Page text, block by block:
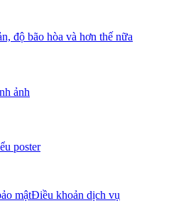
độ bão hòa và hơn thế nữa
ảnh
poster
mậtĐiều khoản dịch vụ